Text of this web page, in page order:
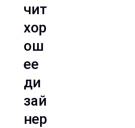
чит
хор
ош
ее
ди
зай
нер